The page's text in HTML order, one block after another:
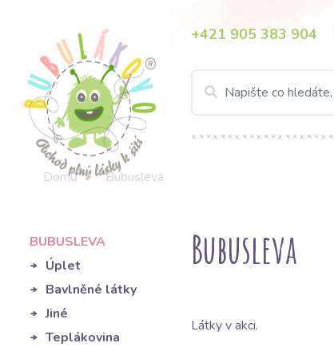
+421 905 383 904
Domů Bubusleva
BUBUSLEVA
Úplet
Bavlněné látky
Jiné
Teplákovina
Bubusleva
Látky v akci.